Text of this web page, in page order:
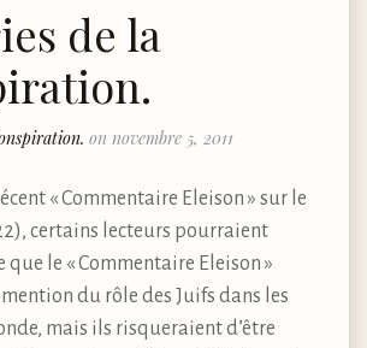
de la
on novembre 5, 2011
« Commentaire Eleison » sur le
certains lecteurs pourraient
que le « Commentaire Eleison »
du rôle des Juifs dans les
mais ils risqueraient d’être